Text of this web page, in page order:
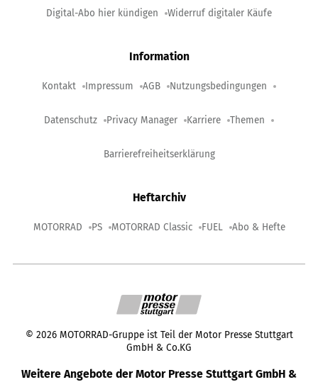
Digital-Abo hier kündigen Widerruf digitaler Käufe
Information
Kontakt Impressum AGB Nutzungsbedingungen
Datenschutz Privacy Manager Karriere Themen
Barrierefreiheitserklärung
Heftarchiv
MOTORRAD PS MOTORRAD Classic FUEL Abo & Hefte
© 2026 MOTORRAD-Gruppe ist Teil der Motor Presse Stuttgart
GmbH & Co.KG
Weitere Angebote der Motor Presse Stuttgart GmbH &